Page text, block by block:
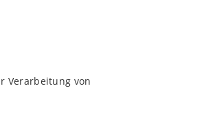
Verarbeitung von